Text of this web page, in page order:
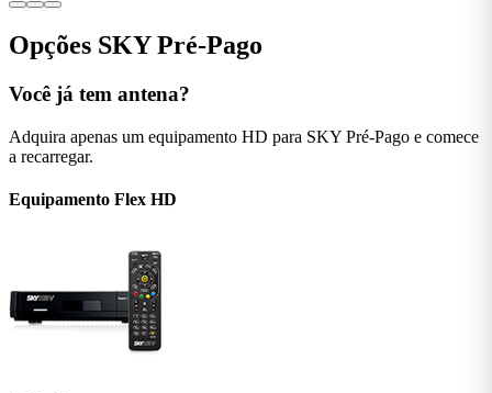
Opções SKY Pré-Pago
Você já tem antena?
Adquira apenas um equipamento HD para SKY Pré-Pago e comece
a recarregar.
Equipamento Flex HD